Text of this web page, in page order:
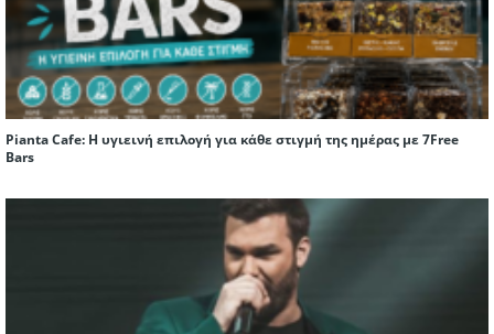
Pianta Cafe: Η υγιεινή επιλογή για κάθε στιγμή της ημέρας με 7Free
Bars